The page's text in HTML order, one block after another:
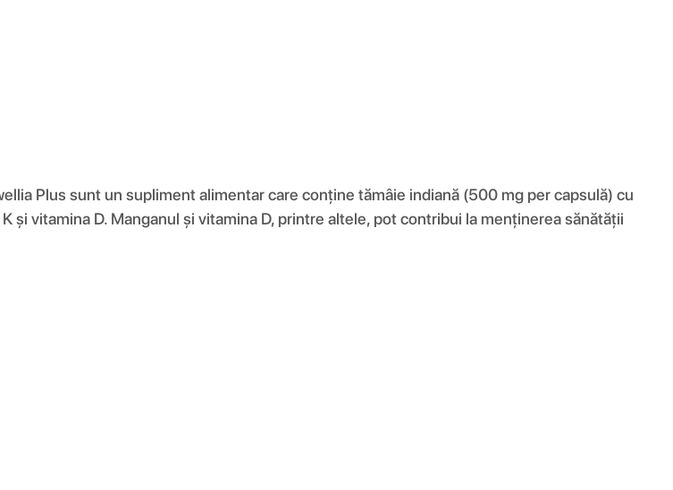
Plus sunt un supliment alimentar care conține tămâie indiană (500 mg per capsulă) cu
vitamina D. Manganul și vitamina D, printre altele, pot contribui la menținerea sănătății